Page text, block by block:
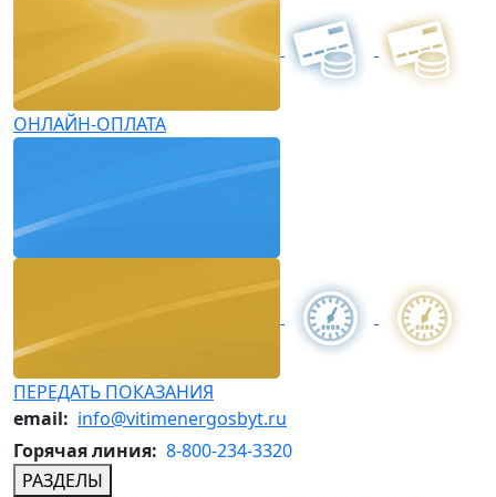
ОНЛАЙН-ОПЛАТА
ПЕРЕДАТЬ ПОКАЗАНИЯ
email: info@vitimenergosbyt.ru
Горячая линия: 8-800-234-3320
РАЗДЕЛЫ